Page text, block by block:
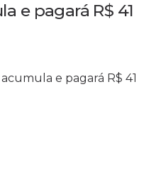
e pagará R$ 41